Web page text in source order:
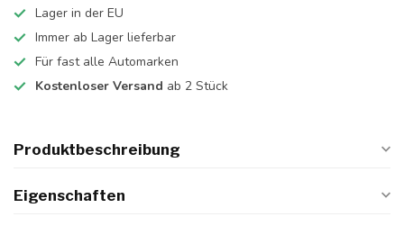
Lager in der EU
Immer ab Lager lieferbar
Für fast alle Automarken
Kostenloser Versand ab 2 Stück
Produktbeschreibung
Eigenschaften